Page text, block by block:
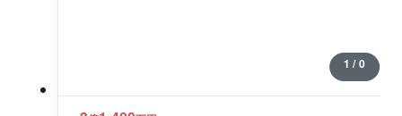
セット式エアコン、などが標準装備され、静音性・断
熱性・意匠性に優れた空間が用意されています。ま
た、内廊下設計、24時間ゴミ出し可能なごみ置き場、3
1 / 0